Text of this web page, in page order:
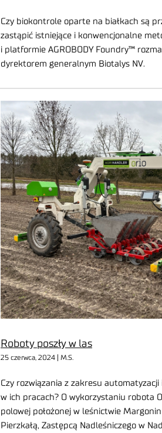
Czy biokontrole oparte na białkach są
zastąpić istniejące i konwencjonalne
i platformie AGROBODY Foundry™
dyrektorem generalnym Biotalys NV.
Roboty poszły w las
25 czerwca, 2024 | M.S.
Czy rozwiązania z zakresu
w ich pracach? O wykorzystaniu robota
polowej położonej w leśnictwie
Pierzkałą, Zastępcą Nadleśniczego w